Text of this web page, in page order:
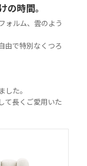
の時間。
ォルム、雲のよう
由で特別なくつろ
た。
て長くご愛用いた